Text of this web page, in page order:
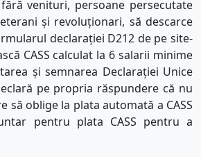
venituri, persoane persecutate
și revoluționari, să descarce
declarației D212 de pe site-
CASS calculat la 6 salarii minime
și semnarea Declarației Unice
pe propria răspundere că nu
să oblige la plata automată a CASS
pentru plata CASS pentru a